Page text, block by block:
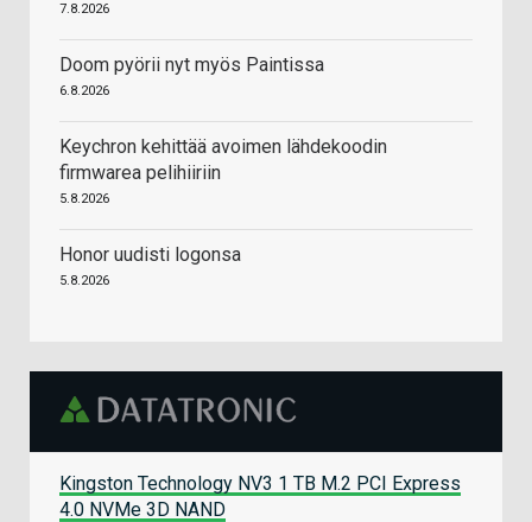
7.8.2026
Doom pyörii nyt myös Paintissa
6.8.2026
Keychron kehittää avoimen lähdekoodin
firmwarea pelihiiriin
5.8.2026
Honor uudisti logonsa
5.8.2026
Kingston Technology NV3 1 TB M.2 PCI Express
4.0 NVMe 3D NAND